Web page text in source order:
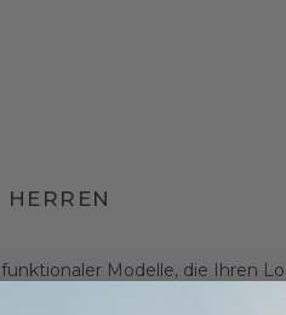
Modelle, die Ihren